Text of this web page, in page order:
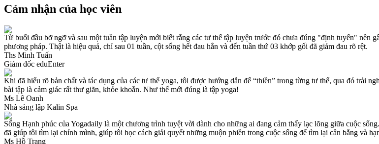
Cảm nhận của học viên
Từ buổi đầu bỡ ngỡ và sau một tuần tập luyện mới biết rằng các tư thế tập luyện trước đó chưa đúng "định tuyến"
phương pháp. Thật là hiệu quả, chỉ sau 01 tuần, cột sống hết đau hẳn và đến tuần thứ 03 khớp gối đã giảm đau rõ rệt.
Ths Minh Tuấn
Giám đốc eduEnter
Khi đã hiểu rõ bản chất và tác dụng của các tư thế yoga, tôi được hướng dẫn để “thiền” trong từng tư thế, qua đó trải
bài tập là cảm giác rất thư giãn, khỏe khoắn. Như thế mới đúng là tập yoga!
Ms Lê Oanh
Nhà sáng lập Kalin Spa
Sống Hạnh phúc của Yogadaily là một chương trình tuyệt vời dành cho những ai đang cảm thấy lạc lõng giữa cuộc
đã giúp tôi tìm lại chính mình, giúp tôi học cách giải quyết những muộn phiền trong cuộc sống để tìm lại cân bằng và
Ms Hồ Trang